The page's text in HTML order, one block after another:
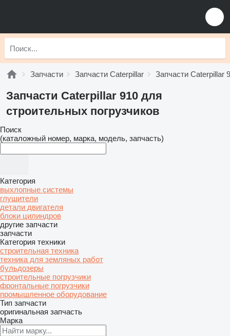
Запчасти Запчасти Caterpillar Запчасти Caterpillar
Запчасти Caterpillar 910 для
строительных погрузчиков
Поиск
(каталожный номер, марка, модель, запчасть)
Категория
выхлопные системы
глушители
детали двигателя
блоки цилиндров
другие запчасти
запчасти
Категория техники
строительная техника
техника для земляных работ
бульдозеры
строительные погрузчики
фронтальные погрузчики
промышленное оборудование
Тип запчасти
оригинальная запчасть
Марка